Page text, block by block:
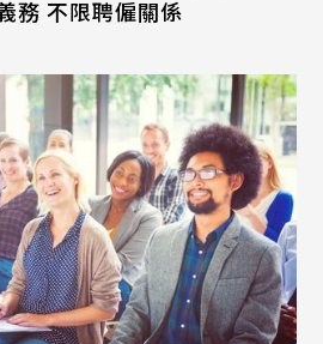
務 不限聘僱關係